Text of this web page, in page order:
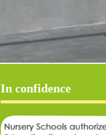
In confidence